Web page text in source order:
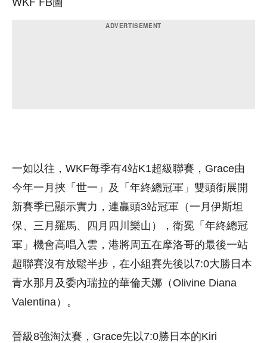
一如以往，WKF每季有4站K1超級聯賽，Grace由
今年一月挾「世一」及「年終總冠軍」雙頭銜展開
新賽季已顯示實力，連贏頭3站冠軍（一月伊斯坦
保、三月羅馬、四月四川樂山），衛冕「年終總冠
軍」機會高唱入雲，港將周五在摩洛哥的最後一站
超聯賽沒有放鬆半步，在小組賽先後以7:0大勝日本
青水那月及委內瑞拉的華倫天娜（Olivine Diana
Valentina）。
晉級8強淘汰賽，Grace先以7:0勝日本的Kiri